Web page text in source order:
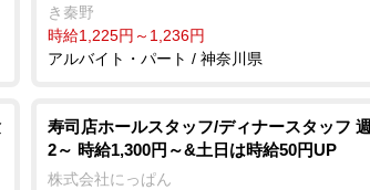
き秦野
時給1,225円～1,236円
アルバイト・パート / 神奈川県
寿司店ホールスタッフ/ディナースタッフ 週
2～ 時給1,300円～&土日は時給50円UP
株式会社にっぱん